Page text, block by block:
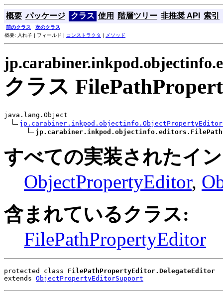
概要 パッケージ クラス 使用 階層ツリー 非推奨 API 索引
前のクラス
次のクラス
概要: 入れ子 | フィールド | コンストラクタ | メソッド
クラス
java.lang.Object
すべての実装されたイ
ObjectPropertyEditor,
含まれているクラス:
FilePathPropertyEditor
protected class FilePathPropertyEditor.DelegateEditor
extends ObjectPropertyEditorSupport